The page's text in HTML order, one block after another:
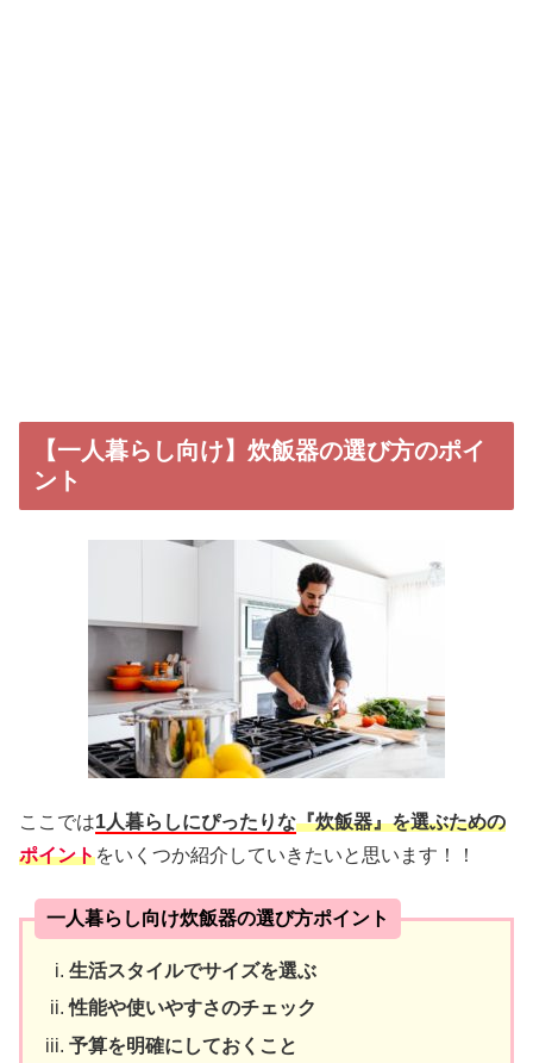
【一人暮らし向け】炊飯器の選び方のポイ
ント
ここでは1人暮らしにぴったりな『炊飯器』を選ぶための
ポイントをいくつか紹介していきたいと思います！！
一人暮らし向け炊飯器の選び方ポイント
生活スタイルでサイズを選ぶ
性能や使いやすさのチェック
予算を明確にしておくこと